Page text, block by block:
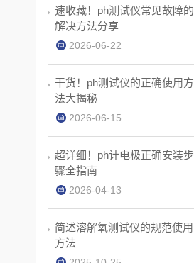
速收藏！ph测试仪常见故障的
解决方法分享
2026-06-22
干货！ph测试仪的正确使用方
法大揭秘
2026-06-15
超详细！ph计电极正确安装步
骤全指南
2026-04-13
简述溶解氧测试仪的规范使用
方法